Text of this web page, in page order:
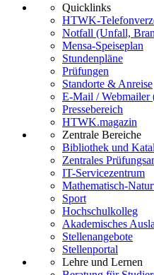
Quicklinks
HTWK-
Notfall (Unfall,
Mensa-Speiseplan
Stundenpläne
Prüfungen
Standorte & Anreise
E-Mail / Webmailer
Pressebereich
HTWK.magazin
Zentrale Bereiche
Bibliothek und
Zentrales
IT-Servicezentrum
Mathematisch-
Sport
Hochschulkolleg
Akademisches
Stellenangebote
Stellenportal
Lehre und Lernen